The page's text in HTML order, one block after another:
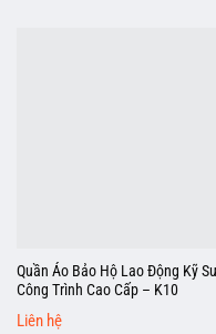
Quần Áo Bảo Hộ Lao Động Kỹ
Công Trình Cao Cấp – K10
Liên hệ